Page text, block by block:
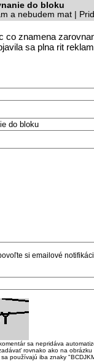
do bloku
a nebudem mat |
co znamena
sa plna rit
si emailové
sa nepridáva
rovnako ako na
používajú iba znaky